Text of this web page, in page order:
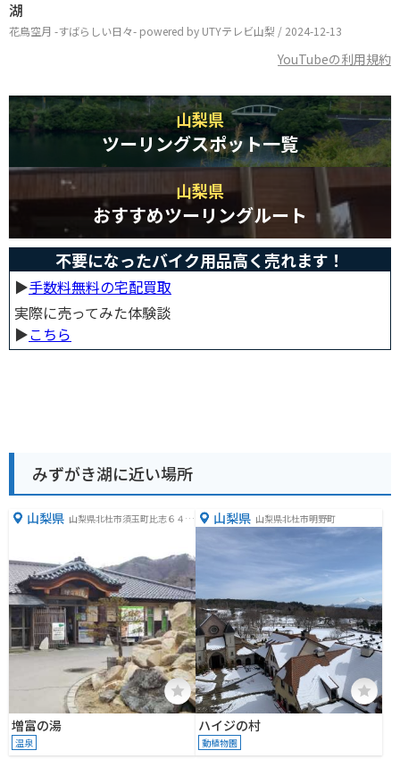
湖
花鳥空月 -すばらしい日々- powered by UTYテレビ山梨 / 2024-12-13
YouTubeの利用規約
山梨県
ツーリングスポット一覧
山梨県
おすすめツーリングルート
不要になったバイク用品高く売れます！
▶︎手数料無料の宅配買取
実際に売ってみた体験談
▶︎こちら
みずがき湖に近い場所
山梨県 山梨県北杜市須玉町比志６４３
増富の湯
温泉
山梨県 山梨県北杜市明野町
ハイジの村
動植物園